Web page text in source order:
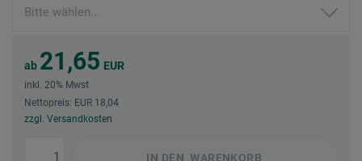
ab 21,65 EUR
inkl. 20% Mwst
Nettopreis: EUR 18,04
zzgl. Versandkosten
IN DEN WARENKORB